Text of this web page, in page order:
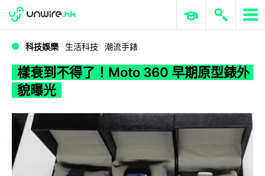
WWDC 2026 ERP 與商業 AI
科技娛樂 生活科技 潮流手錶
樣衰到不得了！Moto 360 早期原型錶外
貌曝光